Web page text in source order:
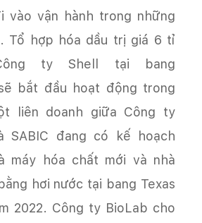
vào vận hành trong những
Tổ hợp hóa dầu trị giá 6 tỉ
ty Shell tại bang
bắt đầu hoạt động trong
liên doanh giữa Công ty
SABIC đang có kế hoạch
máy hóa chất mới và nhà
hơi nước tại bang Texas
2022. Công ty BioLab cho